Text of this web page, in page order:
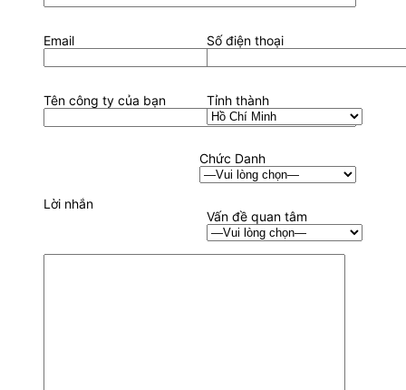
Email Số điện thoại
Tên công ty của bạn Tỉnh thành
Chức Danh
Vấn đề quan tâm
Lời nhắn